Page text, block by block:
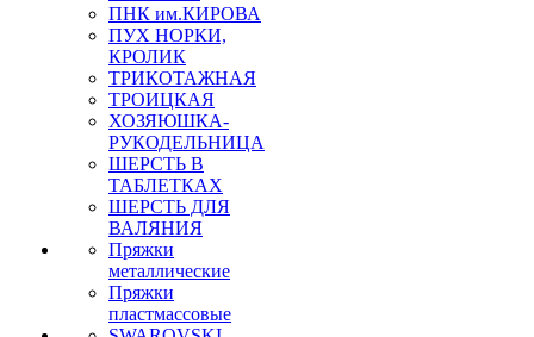
ПНК им.КИРОВА
ПУХ НОРКИ,
КРОЛИК
ТРИКОТАЖНАЯ
ТРОИЦКАЯ
ХОЗЯЮШКА-
РУКОДЕЛЬНИЦА
ШЕРСТЬ В
ТАБЛЕТКАХ
ШЕРСТЬ ДЛЯ
ВАЛЯНИЯ
Пряжки
металлические
Пряжки
пластмассовые